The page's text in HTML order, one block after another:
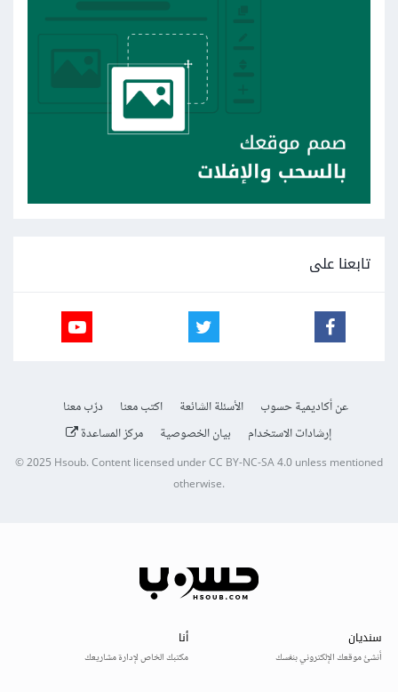
تابعنا على
عن أكاديمية حسوب الأسئلة الشائعة اكتب معنا
درّب معنا
إرشادات الاستخدام
بيان الخصوصية مركز المساعدة
© 2025Hsoub.Content licensed underCC BY-NC-SA 4.0unless mentioned
otherwise.